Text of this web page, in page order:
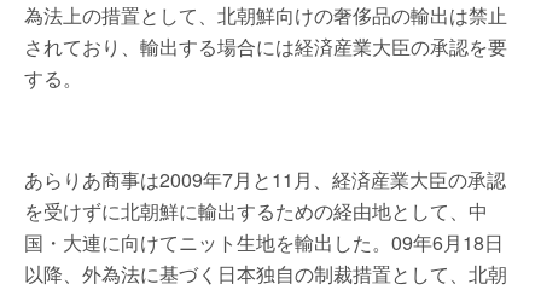
為法上の措置として、北朝鮮向けの奢侈品の輸出は禁止
されており、輸出する場合には経済産業大臣の承認を要
する。
あらりあ商事は2009年7月と11月、経済産業大臣の承認
を受けずに北朝鮮に輸出するための経由地として、中
国・大連に向けてニット生地を輸出した。09年6月18日
以降、外為法に基づく日本独自の制裁措置として、北朝